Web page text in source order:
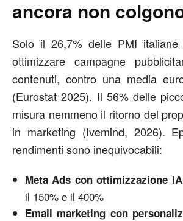
ancora non
Solo il 26,7% delle PMI italiane
ottimizzare campagne
contenuti, contro una media
(Eurostat 2025). Il 56% delle
misura nemmeno il ritorno del
in marketing (Ivemind, 2026).
rendimenti sono inequivocabili:
Meta Ads con ottimizzazione IA
il 150% e il 400%
Email marketing con